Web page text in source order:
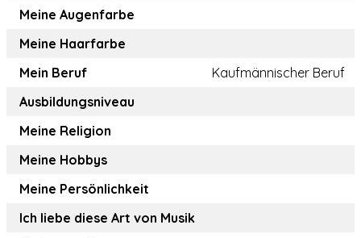
Meine Augenfarbe
Meine Haarfarbe
Mein Beruf
Kaufmännischer Beruf
Ausbildungsniveau
Meine Religion
Meine Hobbys
Meine Persönlichkeit
Ich liebe diese Art von Musik